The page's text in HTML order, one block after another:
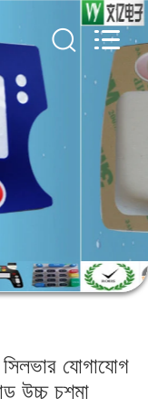
সিলভার যোগাযোগ
উচ্চ চশমা